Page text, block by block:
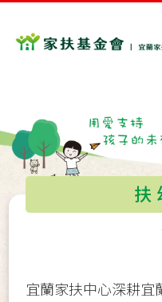
扶
宜蘭家扶中心深耕宜